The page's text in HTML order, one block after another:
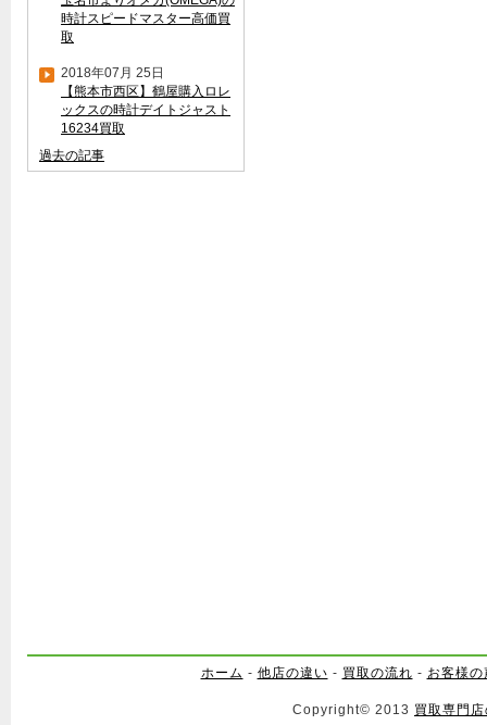
時計スピードマスター高価買
取
2018年07月 25日
【熊本市西区】鶴屋購入ロレ
ックスの時計デイトジャスト
16234買取
過去の記事
ホーム - 他店の違い - 買取の流れ - お客様の
Copyright© 2013 買取専門